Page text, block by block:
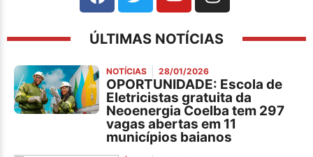
ÚLTIMAS NOTÍCIAS
NOTÍCIAS 28/01/2026
OPORTUNIDADE: Escola de
Eletricistas gratuita da
Neoenergia Coelba tem 297
vagas abertas em 11
municípios baianos